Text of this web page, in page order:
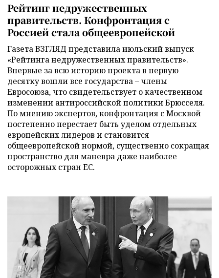
Рейтинг недружественных
правительств. Конфронтация с
Россией стала общеевропейской
Газета ВЗГЛЯД представила июльский выпуск
«Рейтинга недружественных правительств».
Впервые за всю историю проекта в первую
десятку вошли все государства – члены
Евросоюза, что свидетельствует о качественном
изменении антироссийской политики Брюсселя.
По мнению экспертов, конфронтация с Москвой
постепенно перестает быть уделом отдельных
европейских лидеров и становится
общеевропейской нормой, существенно сокращая
пространство для маневра даже наиболее
осторожных стран ЕС.